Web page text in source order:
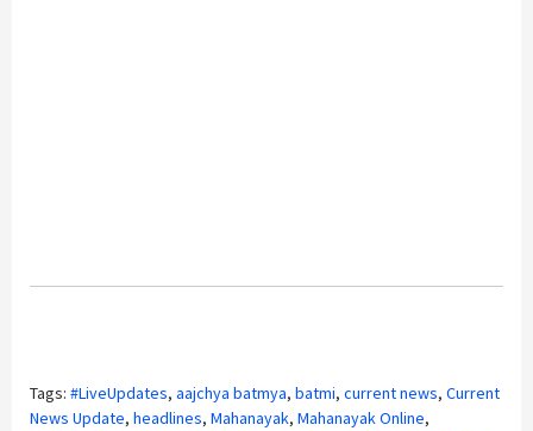
Tags: #LiveUpdates, aajchya batmya, batmi, current news, Current
News Update, headlines, Mahanayak, Mahanayak Online,